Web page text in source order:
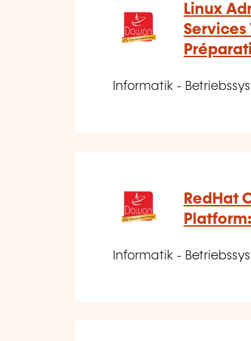
Linux
Services
Informatik -
RedHat
Informatik -